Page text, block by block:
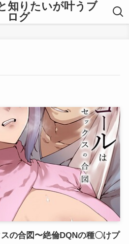
知りたいが叶うブ
ログ
の合図〜絶倫DQNの種〇けプ